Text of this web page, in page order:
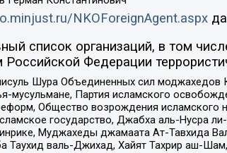
NKOForeignAgent.aspx
список организаций, в том
Российской Федерации
Шура Объединенных сил моджахедов
мусульмане, Партия исламского
Общество возрождения
государство, Джабха аль-Нусра
Муджахеды джамаата Ат-Тавхида
Таухид валь-Джихад, Хайят Тахрир аш-